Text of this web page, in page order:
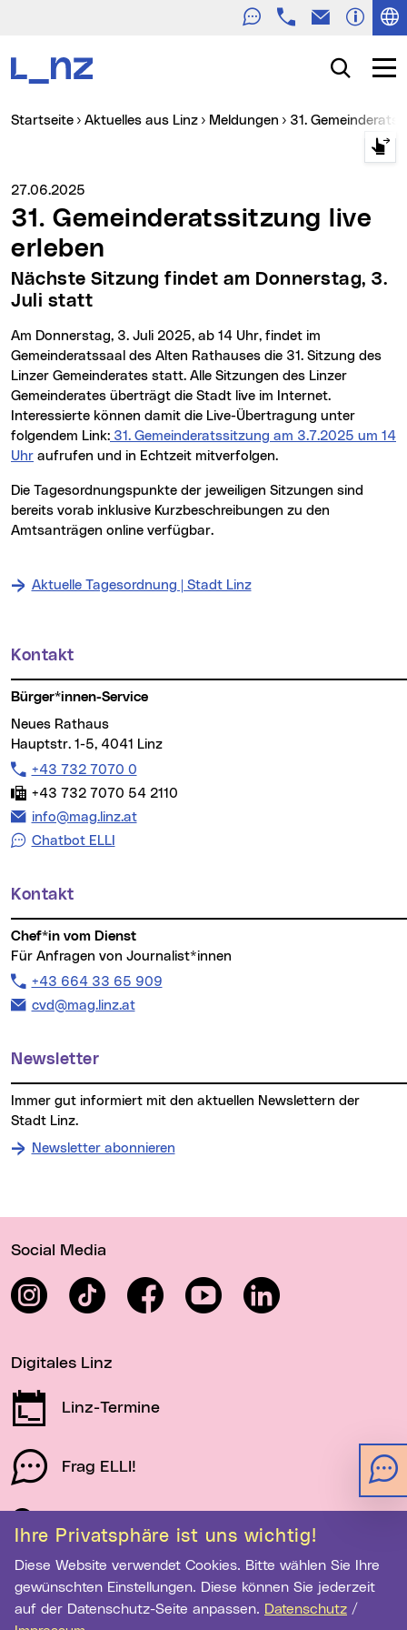
Ihre Privatsphäre ist uns wichtig!
Diese Website verwendet Cookies. Bitte wählen Sie Ihre
gewünschten Einstellungen. Diese können Sie jederzeit
auf der Datenschutz-Seite anpassen. Datenschutz /
TelefonE-Mail
Suche
Sie sind hier:
Startseite Aktuelles aus Linz Meldungen 31.
Medienservice vom:
27.06.2025
31. Gemeinderatssitzung live
erleben
Nächste Sitzung findet am Donnerstag, 3.
Juli statt
Am Donnerstag, 3. Juli 2025, ab 14 Uhr, findet im
Gemeinderatssaal des Alten Rathauses die 31. Sitzung des
Linzer Gemeinderates statt. Alle Sitzungen des Linzer
Gemeinderates überträgt die Stadt live im Internet.
Interessierte können damit die Live-Übertragung unter
folgendem Link: 31. Gemeinderatssitzung am 3.7.2025 um 14
Uhr aufrufen und in Echtzeit mitverfolgen.
Die Tagesordnungspunkte der jeweiligen Sitzungen sind
bereits vorab inklusive Kurzbeschreibungen zu den
Amtsanträgen online verfügbar.
Aktuelle Tagesordnung | Stadt Linz
Weitere Informationen
Kontakt
Bürger*innen-Service
Neues Rathaus
Hauptstr. 1-5, 4041 Linz
Telefon:
+43 732 7070 0
Fax:
+43 732 7070 54 2110
E-Mail Adresse:
info@mag.linz.at
Chatbot ELLI
Kontakt
Chef*in vom Dienst
Für Anfragen von Journalist*innen
Telefon:
+43 664 33 65 909
E-Mail Adresse:
cvd@mag.linz.at
Newsletter
Stadt Linz.
Newsletter abonnieren
Social Media
InstagramTikTok FacebookYouTube LinkedIn
Digitales Linz
Linz-Termine
Frag ELLI!
Schau auf Linz
Newsletter-Anmeldung